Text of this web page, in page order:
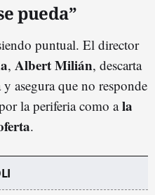
pueda”
puntual. El director
, Albert Milián, descarta
asegura que no responde
la periferia como ala
.